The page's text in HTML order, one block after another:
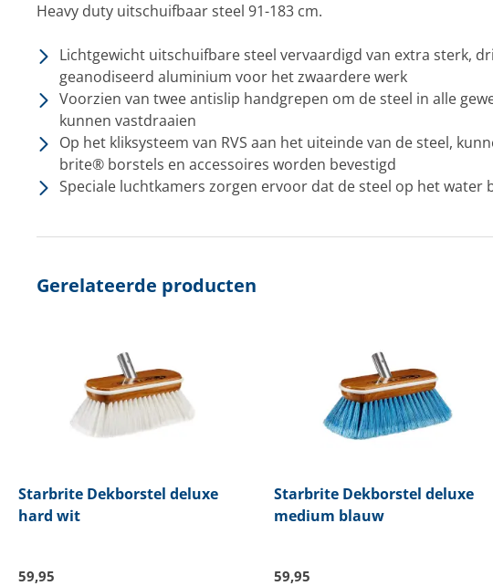
Heavy duty uitschuifbaar steel 91-183 cm.
Lichtgewicht uitschuifbare steel vervaardigd van extra sterk,
geanodiseerd aluminium voor het zwaardere werk
Voorzien van twee antislip handgrepen om de steel in alle
kunnen vastdraaien
Op het kliksysteem van RVS aan het uiteinde van de steel,
brite® borstels en accessoires worden bevestigd
Speciale luchtkamers zorgen ervoor dat de steel op het water
Gerelateerde producten
StarbriteDekborstel deluxe
hard wit
59,95
StarbriteDekborstel deluxe
medium blauw
59,95